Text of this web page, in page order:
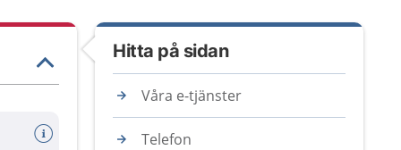
Hitta på sidan
Våra e-tjänster
Telefon